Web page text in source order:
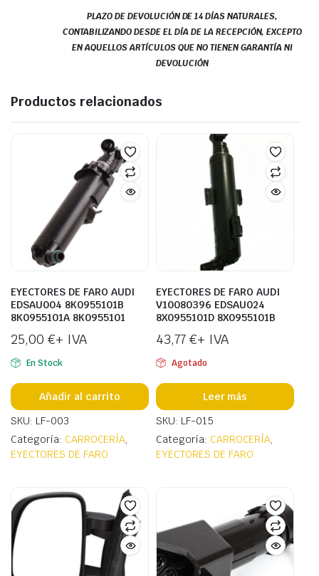
PLAZO DE DEVOLUCIÓN DE 14 DÍAS NATURALES,
CONTABILIZANDO DESDE EL DÍA DE LA RECEPCIÓN, EXCEPTO
EN AQUELLOS ARTÍCULOS QUE NO TIENEN GARANTÍA NI
DEVOLUCIÓN
Productos relacionados
EYECTORES DE FARO AUDI
EDSAU004 8K0955101B
8K0955101A 8K0955101
25,00 €+ IVA
En Stock
Añadir al carrito
SKU: LF-003
Categoría: CARROCERÍA,
EYECTORES DE FARO
EYECTORES DE FARO AUDI
V10080396 EDSAU024
8X0955101D 8X0955101B
43,77 €+ IVA
Agotado
Leer más
SKU: LF-015
Categoría: CARROCERÍA,
EYECTORES DE FARO